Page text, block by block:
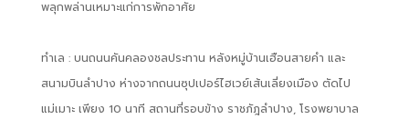
พลุกพล่านเหมาะแก่การพักอาศัย
ทำเล : บนถนนคันคลองชลประทาน หลังหมู่บ้านเฮือนสายคำ และ
สนามบินลำปาง ห่างจากถนนซุปเปอร์ไฮเวย์เส้นเลี่ยงเมือง ตัดไป
แม่เมาะ เพียง 10 นาที สถานที่รอบข้าง ราชภัฎลำปาง, โรงพยาบาล